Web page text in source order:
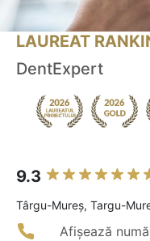
LAUREAT
DentExpert
9.3
Târgu-Mureş, Targu-
Afișează